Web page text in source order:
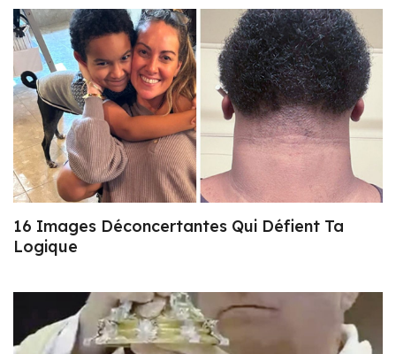
16 Images Déconcertantes Qui Défient Ta
Logique